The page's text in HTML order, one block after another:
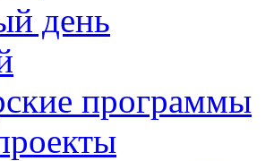
день
программы